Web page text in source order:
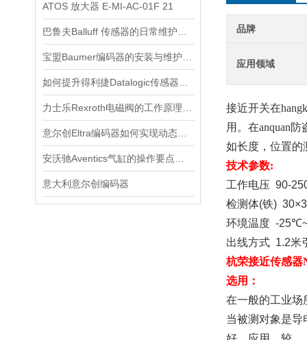
ATOS 放大器 E-MI-AC-01F 21
意大利意尔创编码器
品牌
应用领域
接近开关在
用。在anquan防
如长度，位置的
技术参数:
工作电压 90-
检测体(铁)
环境温度 -25℃
出线方式 1.2米
杭荣接近传感器
选用：
在一般的工业场
当被测对象是